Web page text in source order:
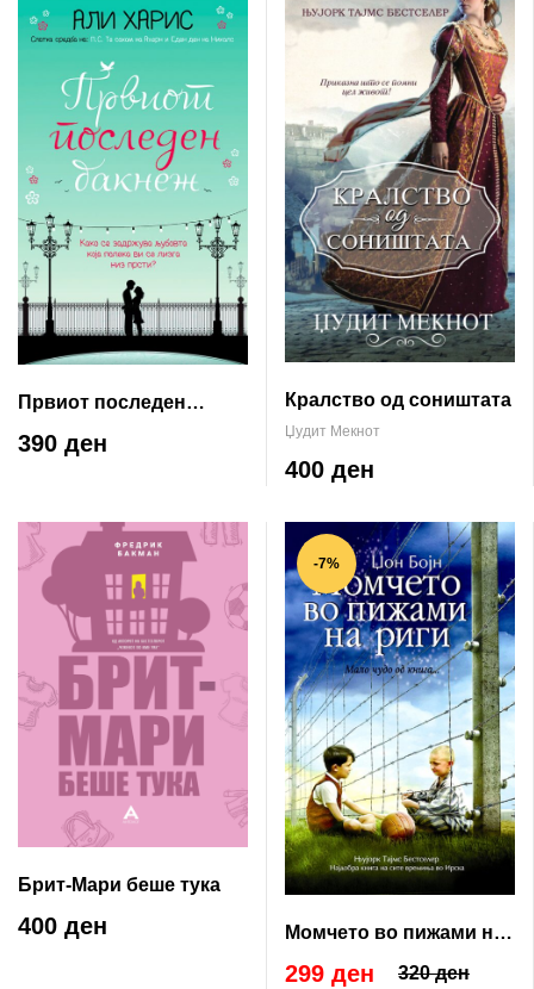
Првиот последен
бакнеж
390 ден
Кралство од соништата
Џудит Мекнот
400 ден
Брит-Мари беше тука
400 ден
-7%
Момчето во пижами на
риги
320 ден
299 ден